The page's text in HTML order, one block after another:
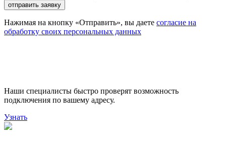
отправить заявку
Нажимая на кнопку «Отправить», вы даете согласие на
обработку своих персональных данных
Наши специалисты быстро проверят возможность
подключения по вашему адресу.
Узнать